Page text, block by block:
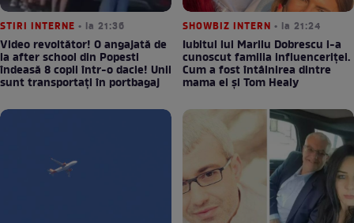
STIRI INTERNE • la 21:36
Video revoltător! O angajată de
la after school din Popesti
îndeasă 8 copii într-o dacie! Unii
sunt transportați în portbagaj
SHOWBIZ INTERN • la 21:24
Iubitul lui Marilu Dobrescu i-a
cunoscut familia influenceriței.
Cum a fost întâlnirea dintre
mama ei și Tom Healy